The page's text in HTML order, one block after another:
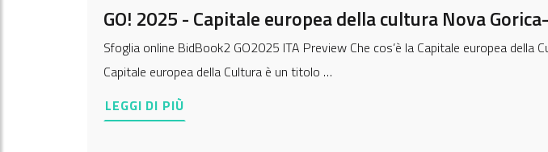
GO! 2025 - Capitale europea della cultura Nova
Sfoglia online BidBook2 GO2025 ITA Preview Che cos’è la Capitale europea della
Capitale europea della Cultura è un titolo …
LEGGI DI PIÙ